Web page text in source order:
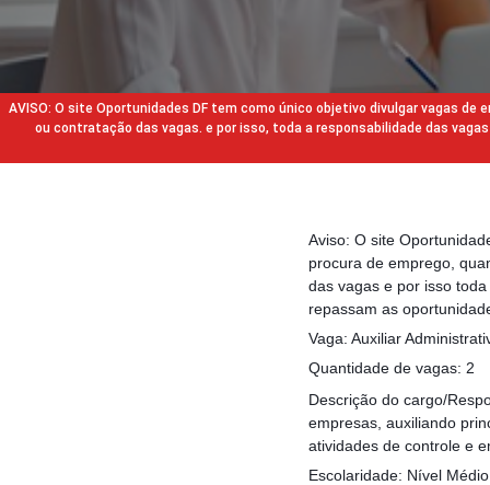
AVISO: O site Oportunidades DF tem como único objetivo divulgar vagas
ou contratação das vagas. e por isso, toda a responsabilidade das
Aviso: O site
procura de emprego,
das vagas e por isso
repassam as
Vaga: Auxiliar
Quantidade de vagas: 2
Descrição do cargo/
empresas, auxiliando
atividades de controle e
Escolaridade: Nível